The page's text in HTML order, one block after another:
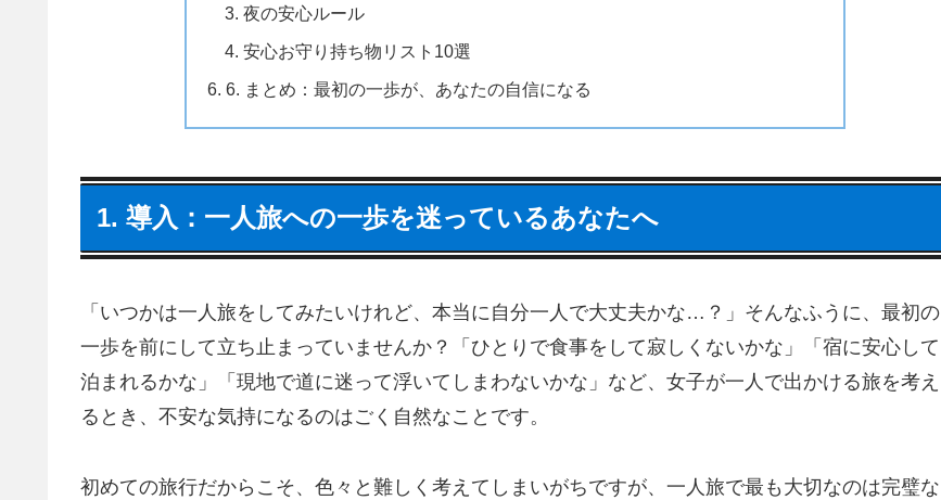
夜の安心ルール
安心お守り持ち物リスト10選
6. まとめ：最初の一歩が、あなたの自信になる
1. 導入：一人旅への一歩を迷っているあなたへ
「いつかは一人旅をしてみたいけれど、本当に自分一人で大丈夫かな…？」そんなふうに、最初の
一歩を前にして立ち止まっていませんか？「ひとりで食事をして寂しくないかな」「宿に安心して
泊まれるかな」「現地で道に迷って浮いてしまわないかな」など、女子が一人で出かける旅を考え
るとき、不安な気持になるのはごく自然なことです。
初めての旅行だからこそ、色々と難しく考えてしまいがちですが、一人旅で最も大切なのは完璧な